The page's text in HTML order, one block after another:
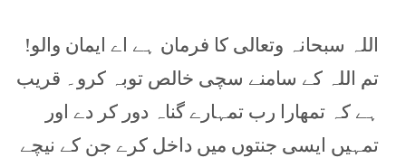
اللہ سبحانہ وتعالی کا فرمان ہے اے ایمان والو!
تم اللہ کے سامنے سچی خالص توبہ کرو۔ قریب
ہے کہ تمھارا رب تمہارے گناہ دور کر دے اور
تمہیں ایسی جنتوں میں داخل کرے جن کے نیچے